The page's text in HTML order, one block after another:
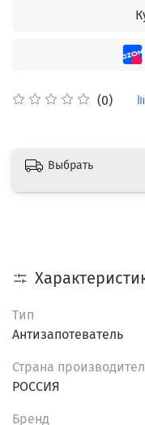
(0)
Выбрать
Тип
Антизапотеватель
Страна
РОССИЯ
Бренд